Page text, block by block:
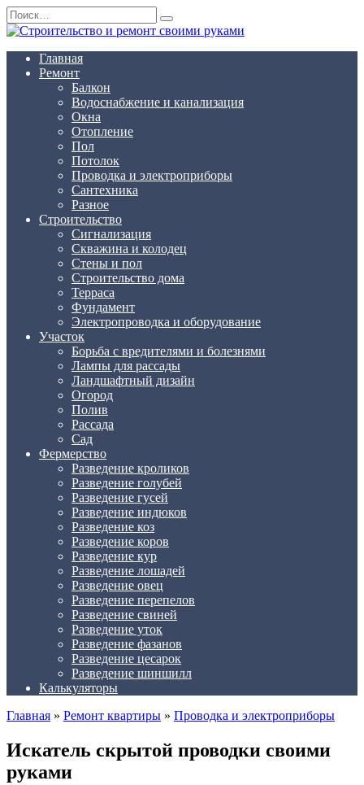
Перейти
к
содержанию
Search
for:
Главная
Ремонт
Балкон
Водоснабжение и канализация
Окна
Отопление
Пол
Потолок
Проводка и электроприборы
Сантехника
Разное
Строительство
Сигнализация
Скважина и колодец
Стены и пол
Строительство дома
Терраса
Фундамент
Электропроводка и оборудование
Участок
Борьба с вредителями и болезнями
Лампы для рассады
Ландшафтный дизайн
Огород
Полив
Рассада
Сад
Фермерство
Разведение кроликов
Разведение голубей
Разведение гусей
Разведение индюков
Разведение коз
Разведение коров
Разведение кур
Разведение лошадей
Разведение овец
Разведение перепелов
Разведение свиней
Разведение уток
Разведение фазанов
Разведение цесарок
Разведение шиншилл
Калькуляторы
Главная » Ремонт квартиры » Проводка и электроприборы
Искатель скрытой проводки своими
руками